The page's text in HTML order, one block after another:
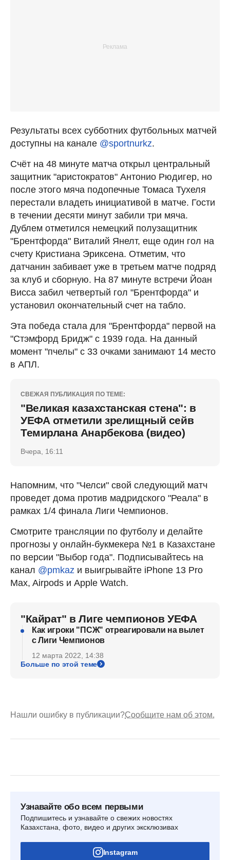
Результаты всех субботних футбольных матчей
доступны на канале @sportnurkz.
Счёт на 48 минуте матча открыл центральный
защитник "аристократов" Антонио Рюдигер, но
после этого мяча подопечные Томаса Тухеля
перестали владеть инициативой в матче. Гости
в течении десяти минут забили три мяча.
Дублем отметился немецкий полузащитник
"Брентфорда" Виталий Янелт, еще один гол на
счету Кристиана Эриксена. Отметим, что
датчанин забивает уже в третьем матче подряд
за клуб и сборную. На 87 минуте встречи Йоан
Висса забил четвертый гол "Брентфорда" и
установил окончательный счет на табло.
Эта победа стала для "Брентфорда" первой на
"Стэмфорд Бридж" с 1939 года. На данный
момент "пчелы" с 33 очками занимают 14 место
в АПЛ.
СВЕЖАЯ ПУБЛИКАЦИЯ ПО ТЕМЕ:
"Великая казахстанская стена": в
УЕФА отметили зрелищный сейв
Темирлана Анарбекова (видео)
Вчера, 16:11
Напомним, что "Челси" свой следующий матч
проведет дома против мадридского "Реала" в
рамках 1/4 финала Лиги Чемпионов.
Смотрите трансляции по футболу и делайте
прогнозы у онлайн-букмекера №1 в Казахстане
по версии "Выбор года". Подписывайтесь на
канал @pmkaz и выигрывайте iPhone 13 Pro
Max, Airpods и Apple Watch.
"Кайрат" в Лиге чемпионов УЕФА
Как игроки "ПСЖ" отреагировали на вылет
с Лиги Чемпионов
12 марта 2022, 14:38
Больше по этой теме
Нашли ошибку в публикации?Сообщите нам об этом.
Узнавайте обо всем первыми
Подпишитесь и узнавайте о свежих новостях
Казахстана, фото, видео и других эксклюзивах
Instagram